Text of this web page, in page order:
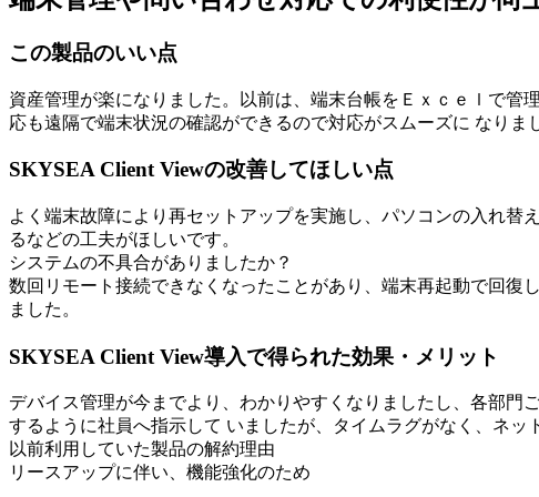
この製品のいい点
資産管理が楽になりました。以前は、端末台帳をＥｘｃｅｌで
応も遠隔で端末状況の確認ができるので対応がスムーズに なりま
SKYSEA Client Viewの改善してほしい点
よく端末故障により再セットアップを実施し、パソコンの入れ
るなどの工夫がほしいです。
システムの不具合がありましたか？
数回リモート接続できなくなったことがあり、端末再起動で回復
ました。
SKYSEA Client View導入で得られた効果・メリット
デバイス管理が今までより、わかりやすくなりましたし、各部
するように社員へ指示して いましたが、タイムラグがなく、ネ
以前利用していた製品の解約理由
リースアップに伴い、機能強化のため